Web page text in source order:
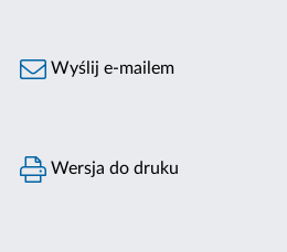
Wyślij e-mailem
Wersja do druku